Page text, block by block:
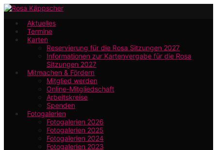
Zum
Hauptinhalt
springen
Aktuelles
Termine
Karten
Reservierung für die Rosa Sitzungen 2027
Informationen zur Kartenvergabe für die Rosa
Sitzungen 2027
Mitmachen & Fördern
Mitglied werden
Online-Mitgliedschaft
Arbeitskreise
Spenden
Fotogalerien
Fotogalerien 2026
Fotogalerien 2025
Fotogalerien 2024
Fotogalerien 2023